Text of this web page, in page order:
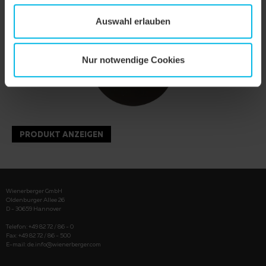
Auswahl erlauben
Nur notwendige Cookies
PRODUKT ANZEIGEN
Wienerberger GmbH
Oldenburger Allee 26
D - 30659 Hannover
Telefon: +49 82 72 / 86 - 0
Fax: +49 82 72 / 86 - 500
E-mail: de.info@wienerberger.com